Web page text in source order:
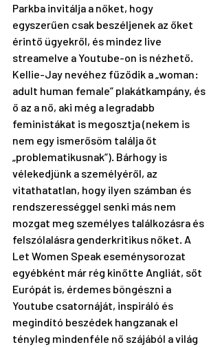
Parkba invitálja a nőket, hogy
egyszerűen csak beszéljenek az őket
érintő ügyekről, és mindez live
streamelve a Youtube-on is nézhető.
Kellie-Jay nevéhez fűződik a „woman:
adult human female” plakátkampány, és
ő az a nő, aki még a legradabb
feministákat is megosztja (nekem is
nem egy ismerősöm találja őt
„problematikusnak”). Bárhogy is
vélekedjünk a személyéről, az
vitathatatlan, hogy ilyen számban és
rendszerességgel senki más nem
mozgat meg személyes találkozásra és
felszólalásra genderkritikus nőket. A
Let Women Speak eseménysorozat
egyébként már rég kinőtte Angliát, sőt
Európát is, érdemes böngészni a
Youtube csatornáját, inspiráló és
megindító beszédek hangzanak el
tényleg mindenféle nő szájából a világ